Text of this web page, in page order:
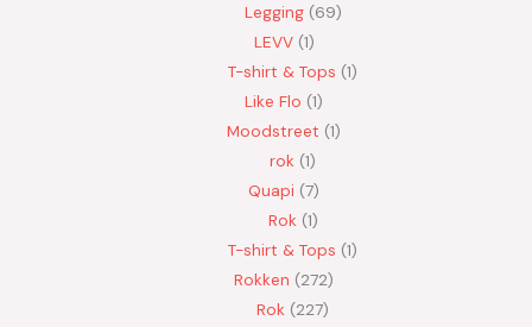
Legging 69
LEVV 1
T-shirt & Tops 1
Like Flo 1
Moodstreet 1
rok 1
Quapi 7
Rok 1
T-shirt & Tops 1
Rokken 272
Rok 227